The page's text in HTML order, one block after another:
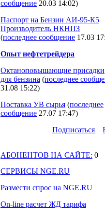
сообщение 20.03 14:02)
Паспорт на Бензин АИ-95-К5
Производитель НКНПЗ
(последнее сообщение 17.03
Опыт нефтетрейдера
Октаноповышающие присадки
для бензина (последнее
31.08 15:22)
Поставка УВ сырья (последнее
сообщение 27.07 17:47)
Подпиcаться
АБОНЕНТОВ НА САЙТЕ: 0
СЕРВИСЫ NGE.RU
Размести спрос на NGE.RU
On-line расчет ЖД тарифа